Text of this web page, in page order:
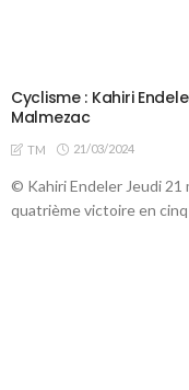
Cyclisme : Kahiri
Malmezac
TM 21/03/2024
© Kahiri Endeler Jeudi 21
quatrième victoire en cinq